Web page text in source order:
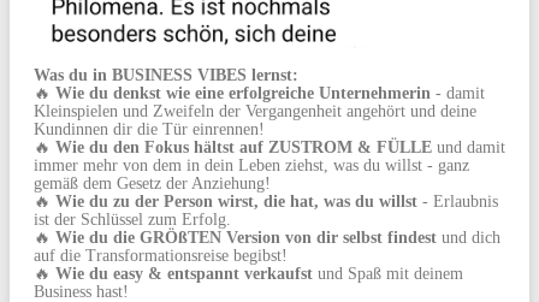
Was du in BUSINESS VIBES lernst:
🔥 Wie du denkst wie eine erfolgreiche Unternehmerin - damit
Kleinspielen und Zweifeln der Vergangenheit angehört und deine
Kundinnen dir die Tür einrennen!
🔥 Wie du den Fokus hältst auf ZUSTROM & FÜLLE und damit
immer mehr von dem in dein Leben ziehst, was du willst - ganz
gemäß dem Gesetz der Anziehung!
🔥 Wie du zu der Person wirst, die hat, was du willst - Erlaubnis
ist der Schlüssel zum Erfolg.
🔥 Wie du die GRÖßTEN Version von dir selbst findest und dich
auf die Transformationsreise begibst!
🔥 Wie du easy & entspannt verkaufst und Spaß mit deinem
Business hast!